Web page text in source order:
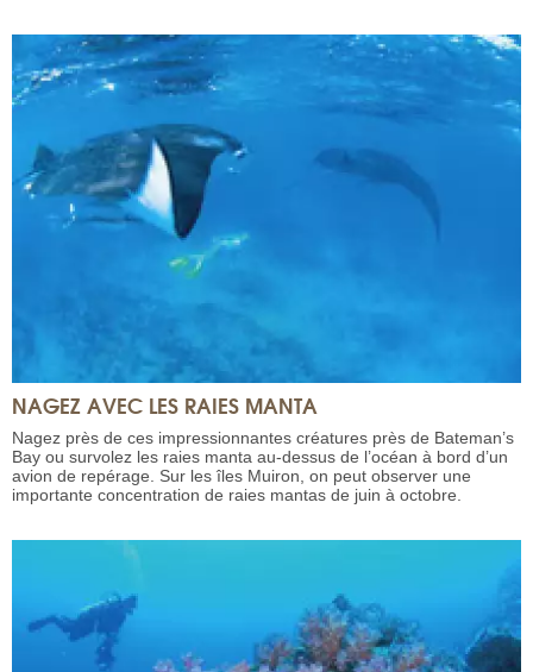
NAGEZ AVEC LES RAIES MANTA
Nagez près de ces impressionnantes créatures près de Bateman’s
Bay ou survolez les raies manta au-dessus de l’océan à bord d’un
avion de repérage. Sur les îles Muiron, on peut observer une
importante concentration de raies mantas de juin à octobre.